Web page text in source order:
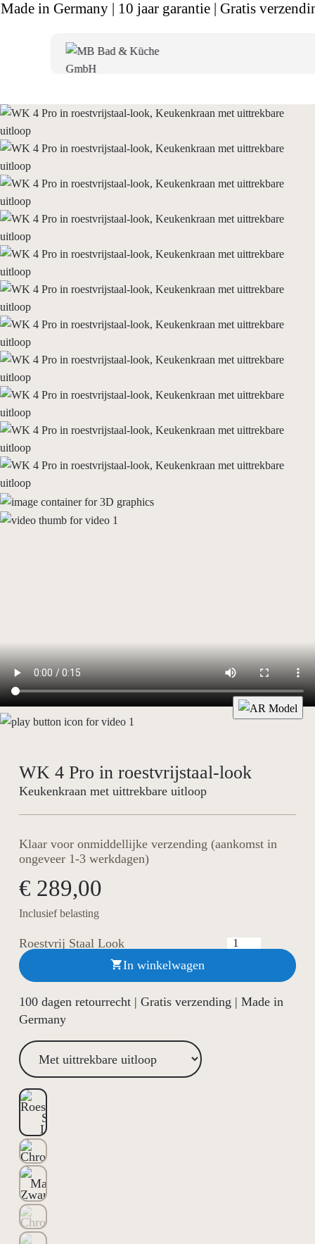
Made in Germany | 10 jaar garantie | Gratis
WK 4 Pro in roestvrijstaal-look
Keukenkraan met uittrekbare uitloop
Klaar voor onmiddellijke verzending (aankomst in
ongeveer 1-3 werkdagen)
€ 289,00
Inclusief belasting
Roestvrij Staal Look
In winkelwagen
100 dagen retourrecht | Gratis verzending | Made in
Germany